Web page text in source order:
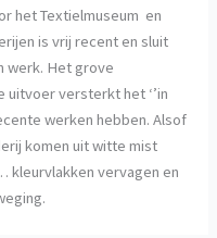
het Textielmuseum en
is vrij recent en sluit
werk. Het grove
versterkt het ‘’in
werken hebben. Alsof
komen uit witte mist
vervagen en